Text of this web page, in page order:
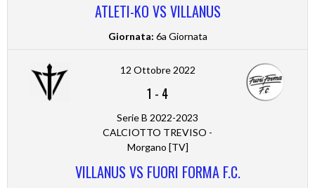
ATLETI-KO VS VILLANUS
Giornata: 6a Giornata
12 Ottobre 2022
1 - 4
Serie B 2022-2023
CALCIOTTO TREVISO -
Morgano [TV]
VILLANUS VS FUORI FORMA F.C.